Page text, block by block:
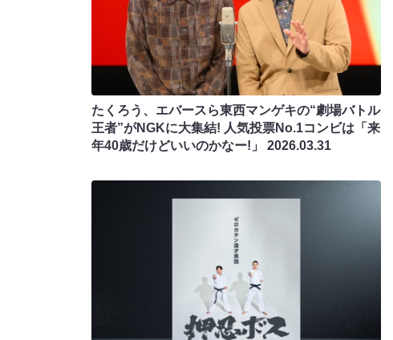
たくろう、エバースら東西マンゲキの“劇場バトル
王者”がNGKに大集結! 人気投票No.1コンビは「来
年40歳だけどいいのかなー!」 2026.03.31